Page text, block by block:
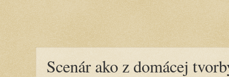
Scenár ako z domácej